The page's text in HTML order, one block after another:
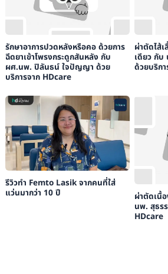
รักษาอาการปวดหลังหรือคอ ด้วยการ
ฉีดยาเข้าโพรงกระดูกสันหลัง กับ
ผศ.นพ. ปิลันธน์ ใจปัญญา ด้วย
บริการจาก HDcare
ผ่าตัดไส้
เดียว กับ
ด้วยบริก
รีวิวทำ Femto Lasik จากคนที่ใส่
แว่นมากว่า 10 ปี
ผ่าตัดเนื้
นพ. สุธร
HDcare